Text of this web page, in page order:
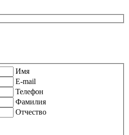
Имя
E-mail
Телефон
Фамилия
Отчество